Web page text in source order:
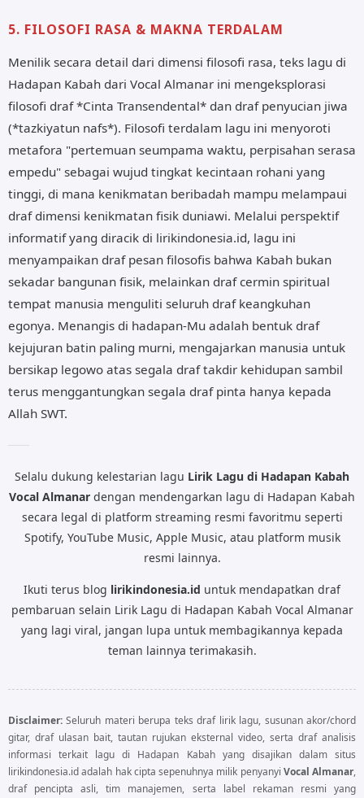
5. FILOSOFI RASA & MAKNA TERDALAM
Menilik secara detail dari dimensi filosofi rasa, teks lagu di
Hadapan Kabah dari Vocal Almanar ini mengeksplorasi
filosofi draf *Cinta Transendental* dan draf penyucian jiwa
(*tazkiyatun nafs*). Filosofi terdalam lagu ini menyoroti
metafora "pertemuan seumpama waktu, perpisahan serasa
empedu" sebagai wujud tingkat kecintaan rohani yang
tinggi, di mana kenikmatan beribadah mampu melampaui
draf dimensi kenikmatan fisik duniawi. Melalui perspektif
informatif yang diracik di lirikindonesia.id, lagu ini
menyampaikan draf pesan filosofis bahwa Kabah bukan
sekadar bangunan fisik, melainkan draf cermin spiritual
tempat manusia menguliti seluruh draf keangkuhan
egonya. Menangis di hadapan-Mu adalah bentuk draf
kejujuran batin paling murni, mengajarkan manusia untuk
bersikap legowo atas segala draf takdir kehidupan sambil
terus menggantungkan segala draf pinta hanya kepada
Allah SWT.
Selalu dukung kelestarian lagu Lirik Lagu di Hadapan Kabah
Vocal Almanar dengan mendengarkan lagu di Hadapan Kabah
secara legal di platform streaming resmi favoritmu seperti
Spotify, YouTube Music, Apple Music, atau platform musik
resmi lainnya.
Ikuti terus blog lirikindonesia.id untuk mendapatkan draf
pembaruan selain Lirik Lagu di Hadapan Kabah Vocal Almanar
yang lagi viral, jangan lupa untuk membagikannya kepada
teman lainnya terimakasih.
Disclaimer: Seluruh materi berupa teks draf lirik lagu, susunan akor/chord
gitar, draf ulasan bait, tautan rujukan eksternal video, serta draf analisis
informasi terkait lagu di Hadapan Kabah yang disajikan dalam situs
lirikindonesia.id adalah hak cipta sepenuhnya milik penyanyi Vocal Almanar,
draf pencipta asli, tim manajemen, serta label rekaman resmi yang